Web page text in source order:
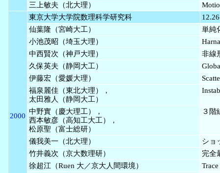
三上敏夫（北大理）
2000
東京大学大学院数理科学研究科
仙葉隆（宮崎大工）
単純
小池茂昭（埼玉大理）
中西賢次（神戸大理）
非線
久保英夫（静岡大工）
伊藤宏（愛媛大理）
福泉麗佳（東北大理），
太田雅人（静岡大工）
中野實（慶大理工），
西本敏彦（高知工大工），
松原聖（富士総研）
３階
儀我美一（北大理）
ショ
竹井義次（京大数理研）
完全
徐超江（Ruen 大／京大人間環境）